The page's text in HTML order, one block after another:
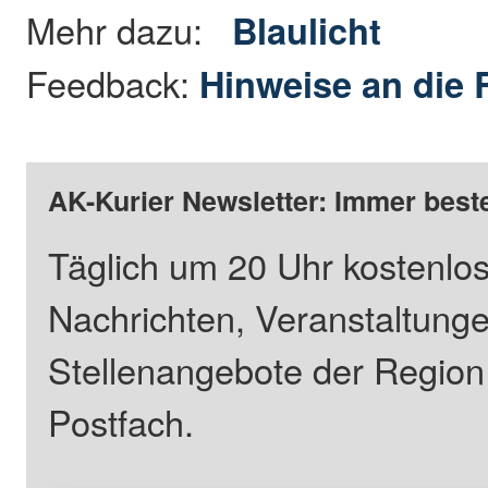
Mehr dazu: Blaulicht
Feedback: Hinweise an die
AK-Kurier Newsletter: Immer
Täglich um 20 Uhr
Nachrichten,
Stellenangebote der
Postfach.